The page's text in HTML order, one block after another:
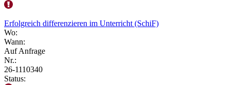
Erfolgreich differenzieren im Unterricht (SchiF)
Wo:
Wann:
Auf Anfrage
Nr.:
26-1110340
Status: